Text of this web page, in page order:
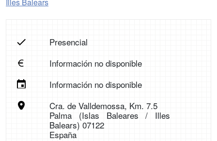
Presencial
Información no disponible
Información no disponible
Cra. de Valldemossa, Km. 7.5
Palma (Islas Baleares / Illes
Balears) 07122
España